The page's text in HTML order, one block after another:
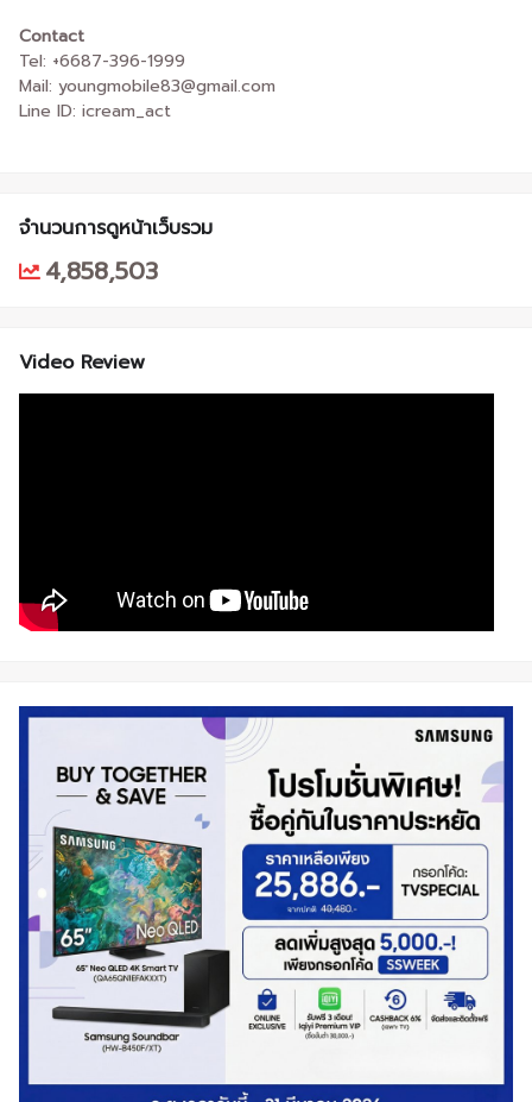
Contact
Tel: +6687-396-1999
Mail: youngmobile83@gmail.com
Line ID: icream_act
จำนวนการดูหน้าเว็บรวม
4,858,503
Video Review